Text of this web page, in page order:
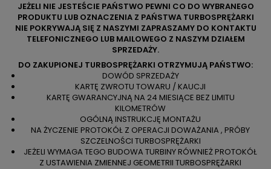
JEŻELI NIE JESTEŚCIE PAŃSTWO PEWNI CO DO WYBRANEGO
PRODUKTU LUB OZNACZENIA Z PAŃSTWA TURBOSPRĘŻARKI
NIE POKRYWAJĄ SIĘ Z NASZYMI ZAPRASZAMY DO KONTAKTU
TELEFONICZNEGO LUB MAILOWEGO Z NASZYM DZIAŁEM
SPRZEDAŻY.
DO ZAKUPIONEJ TURBOSPRĘŻARKI OTRZYMUJĄ PAŃSTWO:
DOWÓD SPRZEDAŻY
KARTĘ ZWROTU TOWARU / KAUCJI
KARTĘ GWARANCYJNĄ NA 24 MIESIĄCE BEZ LIMITU
KILOMETRÓW
OGÓLNĄ INSTRUKCJĘ MONTAŻU
NA ŻYCZENIE PROTOKÓŁ Z OPERACJI DOWAŻANIA , PRÓBY
SZCZELNOŚCI TURBOSPRĘŻARKI
JEŻELI WYMAGA TEGO BUDOWA TURBINY RÓWNIEŻ PROTOKÓŁ
Z USTAWIENIA ZMIENNEJ GEOMETRII TURBOSPRĘŻARKI